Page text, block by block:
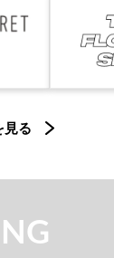
見る